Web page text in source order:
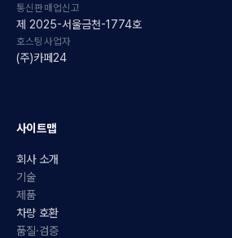
통신판매업신고
제 2025-서울금천-1774호
호스팅사업자
(주)카페24
사이트맵
회사 소개
기술
제품
차량 호환
품질·검증